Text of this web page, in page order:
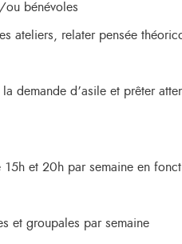
ou bénévoles
ateliers, relater pensée
d’asile et prêter
et 20h par semaine en
et groupales par semaine